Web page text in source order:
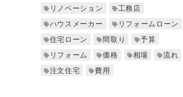
リノベーション
工務店
ハウスメーカー
リフォームローン
住宅ローン
間取り
予算
リフォーム
価格 相場
流れ
注文住宅
費用